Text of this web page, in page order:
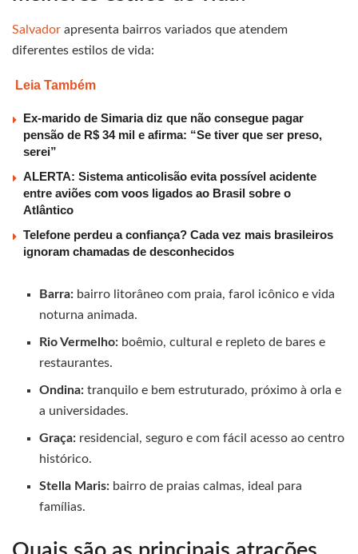
Salvador apresenta bairros variados que atendem
diferentes estilos de vida:
Leia Também
Ex-marido de Simaria diz que não consegue pagar
pensão de R$ 34 mil e afirma: “Se tiver que ser preso,
serei”
ALERTA: Sistema anticolisão evita possível acidente
entre aviões com voos ligados ao Brasil sobre o
Atlântico
Telefone perdeu a confiança? Cada vez mais brasileiros
ignoram chamadas de desconhecidos
Barra: bairro litorâneo com praia, farol icônico e vida
noturna animada.
Rio Vermelho: boêmio, cultural e repleto de bares e
restaurantes.
Ondina: tranquilo e bem estruturado, próximo à orla e
a universidades.
Graça: residencial, seguro e com fácil acesso ao centro
histórico.
Stella Maris: bairro de praias calmas, ideal para
famílias.